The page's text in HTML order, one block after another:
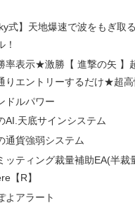
式】天地爆速で波をもぎ取
！
率表示★激勝【 進撃の矢 】
りエントリーするだけ★超
ドルパワー
AI.天底サインシステム
通貨強弱システム
ッティング裁量補助EA(半裁
【R】
よアラート